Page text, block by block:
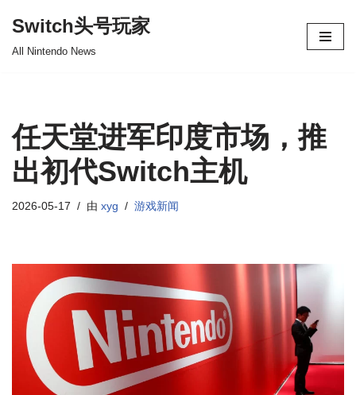
Switch头号玩家
All Nintendo News
任天堂进军印度市场，推
出初代Switch主机
2026-05-17 由 xyg 游戏新闻